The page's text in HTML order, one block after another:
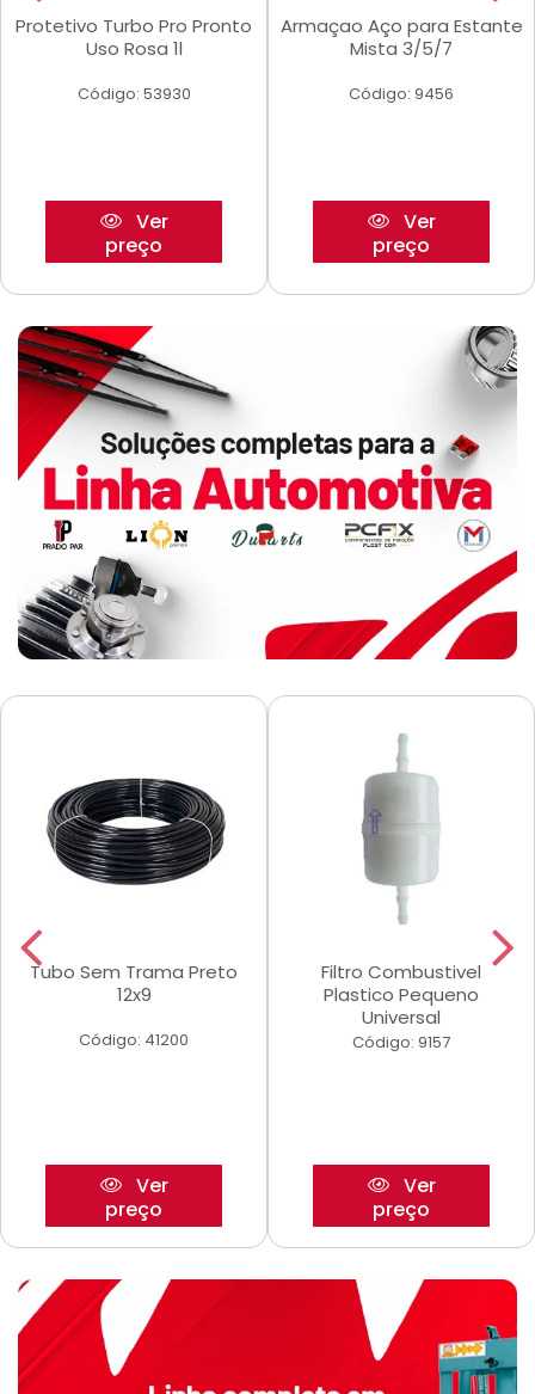
Protetivo Turbo Pro Pronto
Uso Rosa 1l
Código: 53930
Ver
preço
Armaçao Aço para Estante
Mista 3/5/7
Código: 9456
Ver
preço
Tubo Sem Trama Preto
12x9
Código: 41200
Ver
preço
Filtro Combustivel
Plastico Pequeno
Universal
Código: 9157
Ver
preço